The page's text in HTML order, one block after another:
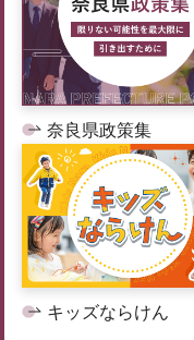
奈良県政策集
キッズならけん